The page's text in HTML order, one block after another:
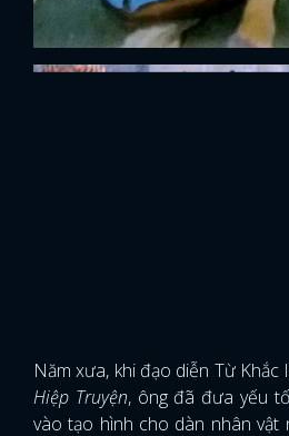
Năm xưa, khi đạo diễn Từ Khắc
Hiệp Truyện, ông đã đưa yếu
vào tạo hình cho dàn nhân vật